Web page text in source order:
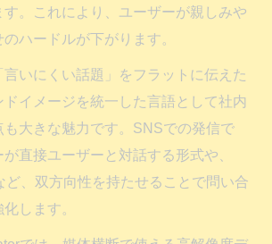
。これにより、ユーザーが親しみや
ハードルが下がります。
言いにくい話題」をフラットに伝えた
ドイメージを統一した言語として社内
大きな魅力です。SNSでの発信で
直接ユーザーと対話する形式や、
ど、双方向性を持たせることで問い合
します。